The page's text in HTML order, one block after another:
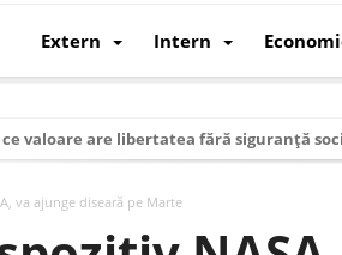
Extern Intern
ce valoare are libertatea fără siguranță
va ajunge diseară pe Marte